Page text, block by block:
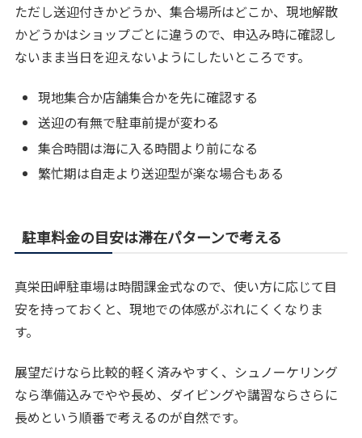
ただし送迎付きかどうか、集合場所はどこか、現地解散
かどうかはショップごとに違うので、申込み時に確認し
ないまま当日を迎えないようにしたいところです。
現地集合か店舗集合かを先に確認する
送迎の有無で駐車前提が変わる
集合時間は海に入る時間より前になる
繁忙期は自走より送迎型が楽な場合もある
駐車料金の目安は滞在パターンで考える
真栄田岬駐車場は時間課金式なので、使い方に応じて目
安を持っておくと、現地での体感がぶれにくくなりま
す。
展望だけなら比較的軽く済みやすく、シュノーケリング
なら準備込みでやや長め、ダイビングや講習ならさらに
長めという順番で考えるのが自然です。